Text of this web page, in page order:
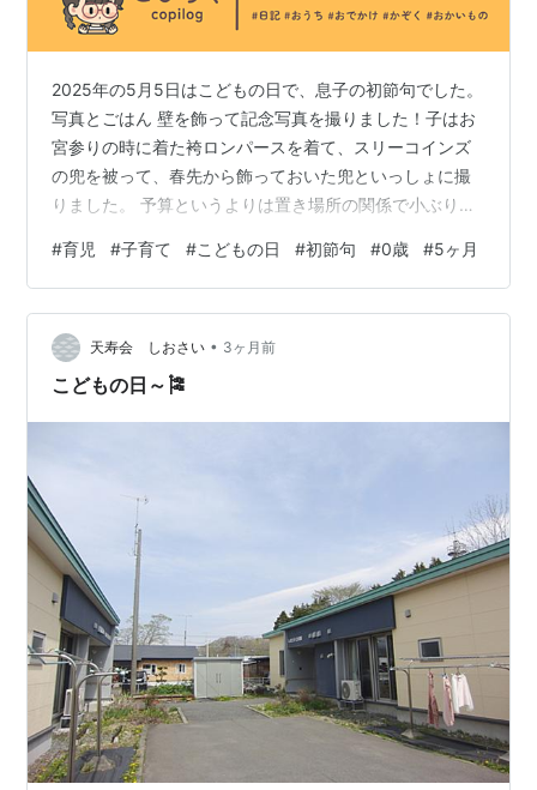
2025年の5月5日はこどもの日で、息子の初節句でした。
写真とごはん 壁を飾って記念写真を撮りました！子はお
宮参りの時に着た袴ロンパースを着て、スリーコインズ
の兜を被って、春先から飾っておいた兜といっしょに撮
りました。 予算というよりは置き場所の関係で小ぶりで
満足です。ふふ。息子のこれからを一緒に見守ってね〜
🎏 とはいえまだ息子は0歳5ヶ月児、子供の日だからと本
人に何かが出来るわけではないので、離乳食をこどもの
日仕様にしてみました。 ⭐️メニュー・こいのぼりのおか
ゆ（10倍がゆ、ブロッコリー、にんじん）・白身魚のか
#育児 #子育て #こどもの日 #初節句 #0歳 #5ヶ月
天寿会 しおさい • 3ヶ月前
こどもの日～🎏